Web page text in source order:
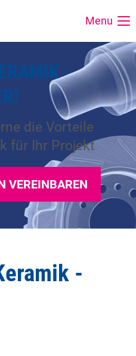
Menu
-
die Vorteile
für Ihr Projekt
VEREINBAREN
-